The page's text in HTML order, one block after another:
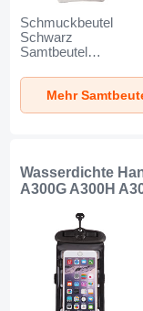
Schmuckbeutel
Schwarz
Samtbeutel
Universal K02 für
Samsung Galaxy
DS A300G A300H
Wasserdichte
A300G A300H